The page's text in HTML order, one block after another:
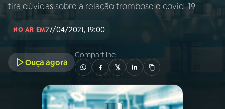
INÍCIO
A RÁDIO
PROGRAMAÇÃO
tira dúvidas sobre a relação trombose e covid-19
NO AR EM27/04/2021, 19:00
Ouça agora
Compartilhe